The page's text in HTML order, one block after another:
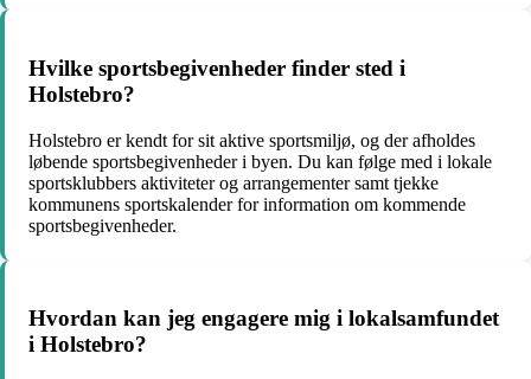
Hvilke sportsbegivenheder finder sted i
Holstebro?
Holstebro er kendt for sit aktive sportsmiljø, og der afholdes
løbende sportsbegivenheder i byen. Du kan følge med i lokale
sportsklubbers aktiviteter og arrangementer samt tjekke
kommunens sportskalender for information om kommende
sportsbegivenheder.
Hvordan kan jeg engagere mig i lokalsamfundet
i Holstebro?